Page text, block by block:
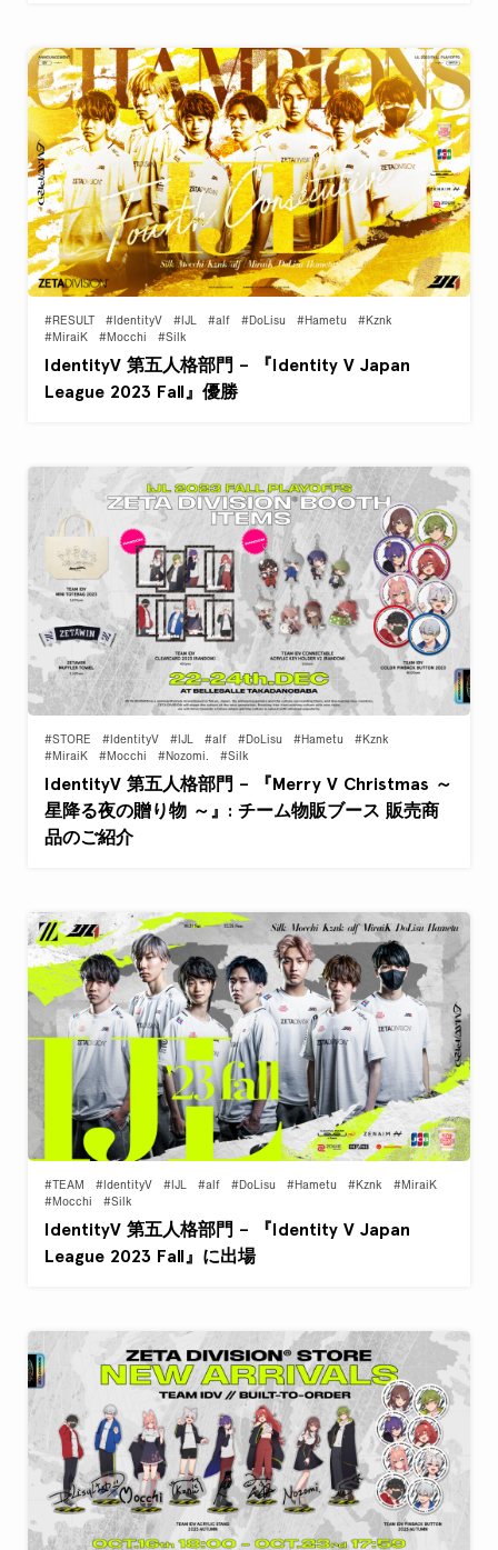
#RESULT #IdentityV #IJL #alf #DoLisu #Hametu
#Kznk
#MiraiK
#Mocchi #Silk
IdentityV 第五人格部門 – 『Identity V Japan
League 2023 Fall』優勝
#STORE #IdentityV #IJL #alf #DoLisu #Hametu
#Kznk
#MiraiK
#Mocchi #Nozomi. #Silk
IdentityV 第五人格部門 – 『Merry V Christmas ～
星降る夜の贈り物 ～』: チーム物販ブース 販売商
品のご紹介
#TEAM #IdentityV #IJL #alf #DoLisu #Hametu #Kznk
#MiraiK
#Mocchi
#Silk
IdentityV 第五人格部門 – 『Identity V Japan
League 2023 Fall』に出場